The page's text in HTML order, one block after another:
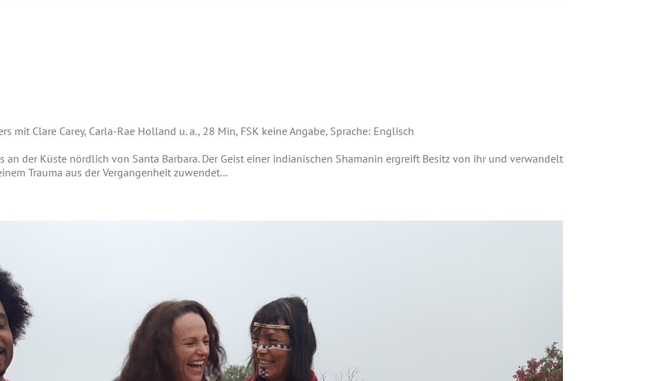
mit Clare Carey, Carla-Rae Holland u. a., 28 Min, FSK keine Angabe, Sprache: Englisch
an der Küste nördlich von Santa Barbara. Der Geist einer indianischen Shamanin ergreift Besitz von ihr und verwandelt
Trauma aus der Vergangenheit zuwendet…